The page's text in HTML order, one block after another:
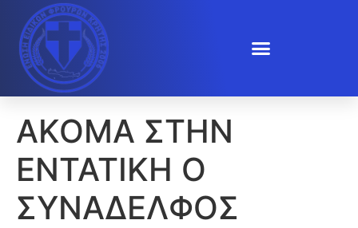
ΑΚΟΜΑ ΣΤΗΝ
ΕΝΤΑΤΙΚΗ Ο
ΣΥΝΑΔΕΛΦΟΣ